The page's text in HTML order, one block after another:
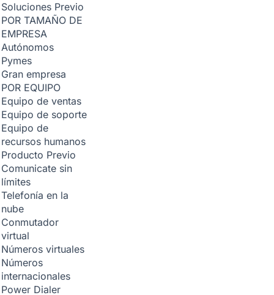
Soluciones Previo
POR TAMAÑO DE
EMPRESA
Autónomos
Pymes
Gran empresa
POR EQUIPO
Equipo de ventas
Equipo de soporte
Equipo de
recursos humanos
Producto Previo
Comunicate sin
límites
Telefonía en la
nube
Conmutador
virtual
Números virtuales
Números
internacionales
Power Dialer